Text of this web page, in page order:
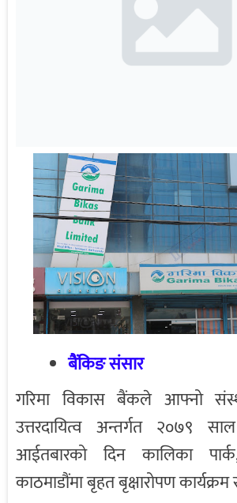
बैंकिङ संसार
गरिमा विकास बैंकले आफ्नो
उत्तरदायित्व अन्तर्गत २०७९
आईतबारको दिन कालिका
काठमाडौंमा बृहत बृक्षारोपण